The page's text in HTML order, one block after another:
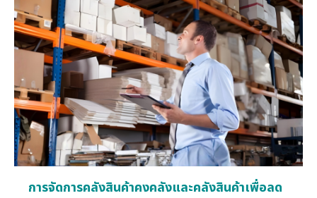
การจัดการคลังสินค้าคงคลังและคลังสินค้าเพื่อลด